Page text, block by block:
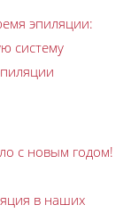
эпиляции:
систему
с новым годом!
в наших